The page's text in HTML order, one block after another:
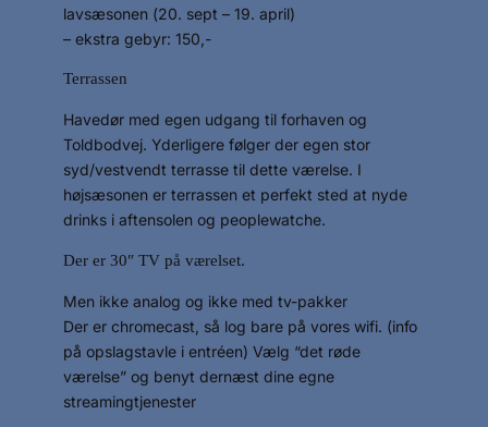
lavsæsonen (20. sept – 19. april)
– ekstra gebyr: 150,-
Terrassen
Havedør med egen udgang til forhaven og
Toldbodvej. Yderligere følger der egen stor
syd/vestvendt terrasse til dette værelse. I
højsæsonen er terrassen et perfekt sted at nyde
drinks i aftensolen og peoplewatche.
Der er 30″ TV på værelset.
Men ikke analog og ikke med tv-pakker
Der er chromecast, så log bare på vores wifi. (info
på opslagstavle i entréen) Vælg “det røde
værelse” og benyt dernæst dine egne
streamingtjenester